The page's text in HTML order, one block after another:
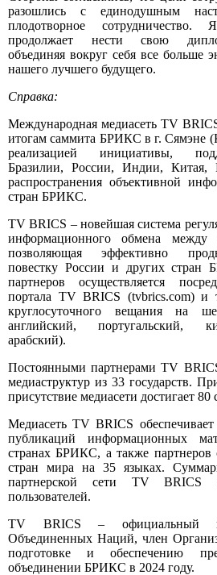
разошлись с единодушным
плодотворное сотрудничество.
продолжает нести свою
объединяя вокруг себя все больше
нашего лучшего будущего.
Справка:
Международная медиасеть TV
итогам саммита БРИКС в г. Сямэне
реализацией инициативы,
Бразилии, России, Индии, Китая,
распространения объективной
стран БРИКС.
TV BRICS – новейшая система
информационного обмена
позволяющая эффективно
повестку России и других стран
партнеров осуществляется
портала TV BRICS (tvbrics.com) и
круглосуточного вещания на
английский, португальский,
арабский).
Постоянными партнерами TV
медиаструктур из 33 государств.
присутствие медиасети достигает 80
Медиасеть TV BRICS
публикаций информационных
странах БРИКС, а также
стран мира на 35 языках.
партнерской сети TV BRICS
пользователей.
TV BRICS – официальный
Объединенных Наций, член
подготовке и обеспечению
объединении БРИКС в 2024 году.